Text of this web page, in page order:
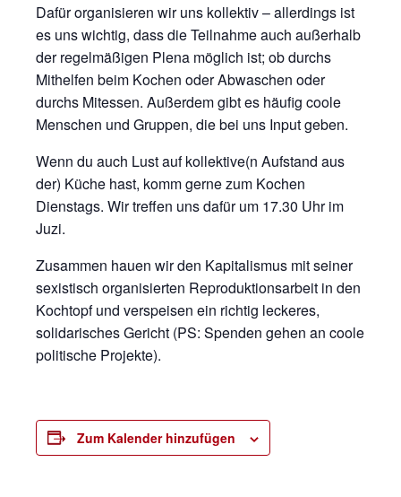
Dafür organisieren wir uns kollektiv – allerdings ist
es uns wichtig, dass die Teilnahme auch außerhalb
der regelmäßigen Plena möglich ist; ob durchs
Mithelfen beim Kochen oder Abwaschen oder
durchs Mitessen. Außerdem gibt es häufig coole
Menschen und Gruppen, die bei uns Input geben.
Wenn du auch Lust auf kollektive(n Aufstand aus
der) Küche hast, komm gerne zum Kochen
Dienstags. Wir treffen uns dafür um 17.30 Uhr im
Juzi.
Zusammen hauen wir den Kapitalismus mit seiner
sexistisch organisierten Reproduktionsarbeit in den
Kochtopf und verspeisen ein richtig leckeres,
solidarisches Gericht (PS: Spenden gehen an coole
politische Projekte).
Zum Kalender hinzufügen